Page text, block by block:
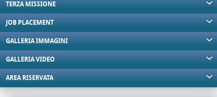
TERZA MISSIONE
JOB PLACEMENT
GALLERIA IMMAGINI
GALLERIA VIDEO
AREA RISERVATA